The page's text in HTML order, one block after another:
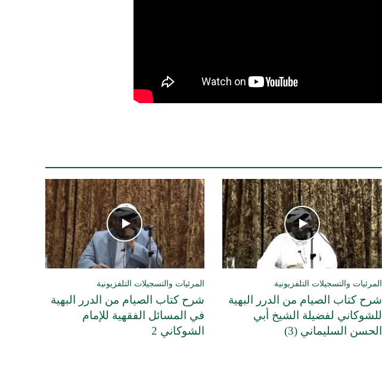
المرئيات والتسجيلات التلفزيونية
شرح كتاب الصيام من الدرر البهية
للشوكاني لفضيلة الشيخ أبي
الحسن السليماني (3)
المرئيات والتسجيلات التلفزيونية
شرح كتاب الصيام من الدرر البهية
في المسائل الفقهية للإمام
الشوكاني 2